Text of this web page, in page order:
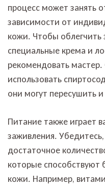
процесс может занять
зависимости от
кожи. Чтобы облегчить
специальные крема и
рекомендовать
использовать
они могут пересушить
Питание также играет
заживления.
достаточное
которые способствуют
кожи. Например,